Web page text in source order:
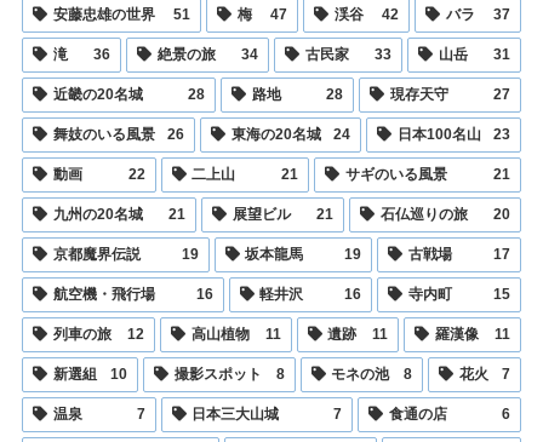
安藤忠雄の世界 51 梅 47 渓谷 42 バラ 37
滝 36 絶景の旅 34 古民家 33 山岳 31
近畿の20名城 28 路地 28 現存天守 27
舞妓のいる風景 26 東海の20名城 24 日本100名山 23
動画 22 二上山 21 サギのいる風景 21
九州の20名城 21 展望ビル 21 石仏巡りの旅 20
京都魔界伝説 19 坂本龍馬 19 古戦場 17
航空機・飛行場 16 軽井沢 16 寺内町 15
列車の旅 12 高山植物 11 遺跡 11 羅漢像 11
新選組 10 撮影スポット 8 モネの池 8 花火 7
温泉 7 日本三大山城 7 食通の店 6